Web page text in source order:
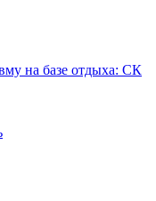
на базе отдыха: СК